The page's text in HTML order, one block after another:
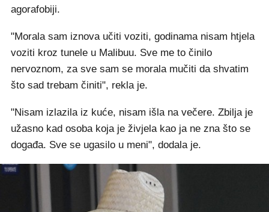
agorafobiji.
"Morala sam iznova učiti voziti, godinama nisam htjela
voziti kroz tunele u Malibuu. Sve me to činilo
nervoznom, za sve sam se morala mučiti da shvatim
što sad trebam činiti", rekla je.
"Nisam izlazila iz kuće, nisam išla na večere. Zbilja je
užasno kad osoba koja je živjela kao ja ne zna što se
događa. Sve se ugasilo u meni", dodala je.